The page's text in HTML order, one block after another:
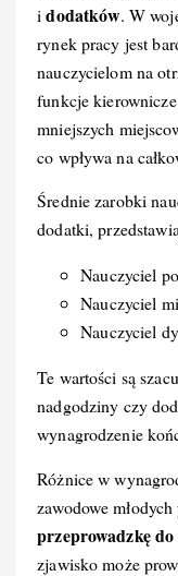
idodatków. W
rynek pracy jest
nauczycielom na
funkcje
mniejszych
co wpływa na
Średnie zarobki
dodatki,
Nauczyciel
Nauczyciel
Nauczyciel
Te wartości są
nadgodziny czy
wynagrodzenie
Różnice w
zawodowe
przeprowadzkę
zjawisko może